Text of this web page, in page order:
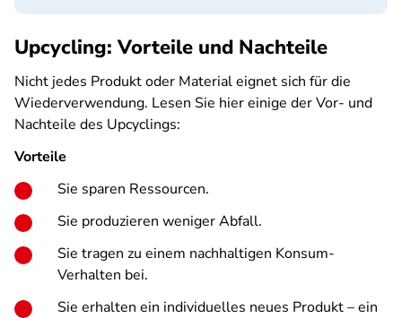
Upcycling: Vorteile und Nachteile
Nicht jedes Produkt oder Material eignet sich für die
Wiederverwendung. Lesen Sie hier einige der Vor- und
Nachteile des Upcyclings:
Vorteile
Sie sparen Ressourcen.
Sie produzieren weniger Abfall.
Sie tragen zu einem nachhaltigen Konsum-
Verhalten bei.
Sie erhalten ein individuelles neues Produkt – ein